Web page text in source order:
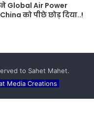
Global Air Power
को पीछे छोड़ दिया..!
to Sahet Mahet.
Media Creations